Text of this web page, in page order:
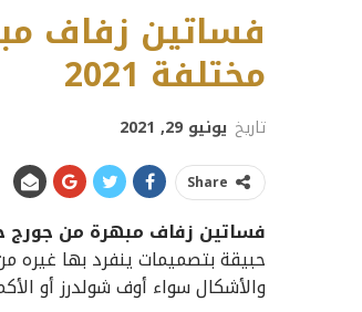
فساتين زفاف
مختلفة 2021
تاريخ يونيو 29, 2021
Share
فساتين زفاف مبهرة من جورج
حبيقة بتصميمات ينفرد بها غيره
والأشكال سواء أوف شولدرز أو